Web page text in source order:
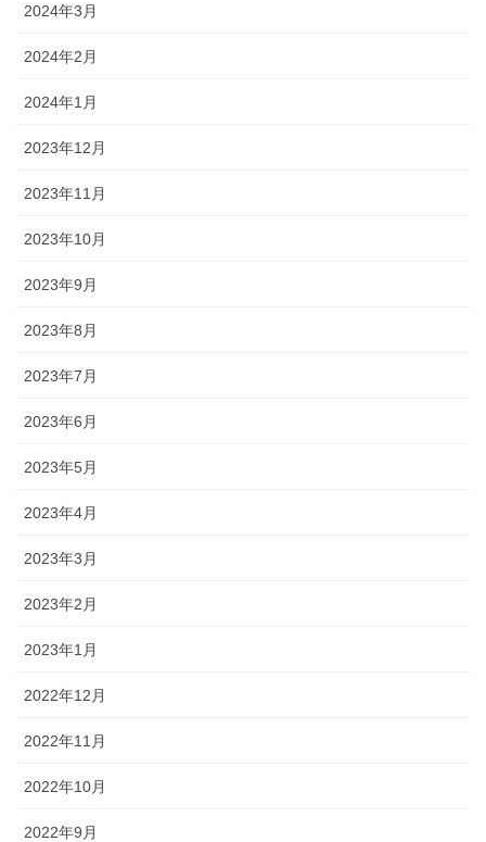
2024年3月
2024年2月
2024年1月
2023年12月
2023年11月
2023年10月
2023年9月
2023年8月
2023年7月
2023年6月
2023年5月
2023年4月
2023年3月
2023年2月
2023年1月
2022年12月
2022年11月
2022年10月
2022年9月